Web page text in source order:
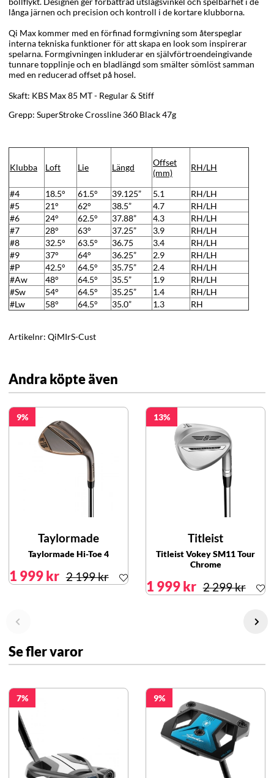
långa järnen och precision och kontroll i de kortare klubborna.
Qi Max kommer med en förfinad formgivning som återspeglar
interna tekniska funktioner för att skapa en look som inspirerar
spelarna. Formgivningen inkluderar en självförtroendeingivande
tunnare topplinje och en bladlängd som smälter sömlöst samman
med en reducerad offset på hosel.
Skaft: KBS Max 85 MT - Regular & Stiff
Grepp: SuperStroke Crossline 360 Black 47g
Klubba Loft Lie Längd
Offset
(mm)
RH/LH
#4 18.5° 61.5° 39.125” 5.1
RH/LH
#5
21° 62° 38.5” 4.7
RH/LH
#6
24° 62.5° 37.88” 4.3
RH/LH
#7
28° 63° 37.25” 3.9
RH/LH
#8
32.5° 63.5° 36.75 3.4
RH/LH
#9
37° 64° 36.25” 2.9
RH/LH
#P
42.5° 64.5° 35.75” 2.4
RH/LH
#Aw
48° 64.5° 35.5” 1.9
RH/LH
#Sw
54° 64.5° 35.25” 1.4
RH/LH
#Lw
58° 64.5° 35.0” 1.3 RH
Artikelnr: QiMIrS-Cust
Andra köpte även
9
Taylormade
Taylormade Hi-Toe 4
1 999 kr 2 199 kr
13
Titleist
Titleist Vokey SM11 Tour
Chrome
1 999 kr 2 299 kr
Se fler varor
7 9